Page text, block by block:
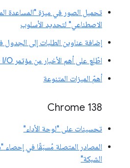
تحميل الصور في ميزة "المساعدة
الاصطناعي" لتحديد الأسلوب
إضافة عناوين الطلبات إلى الجدول
اطّلِع على أهم الأخبار من مؤتمر Google I/O لعام 2025
أهمّ الميزات المتنوعة
‫Chrome 138
تحسينات على "لوحة الأداء"
المصادر المتصلة مُسبَقًا في إحصاء
الشبكة"